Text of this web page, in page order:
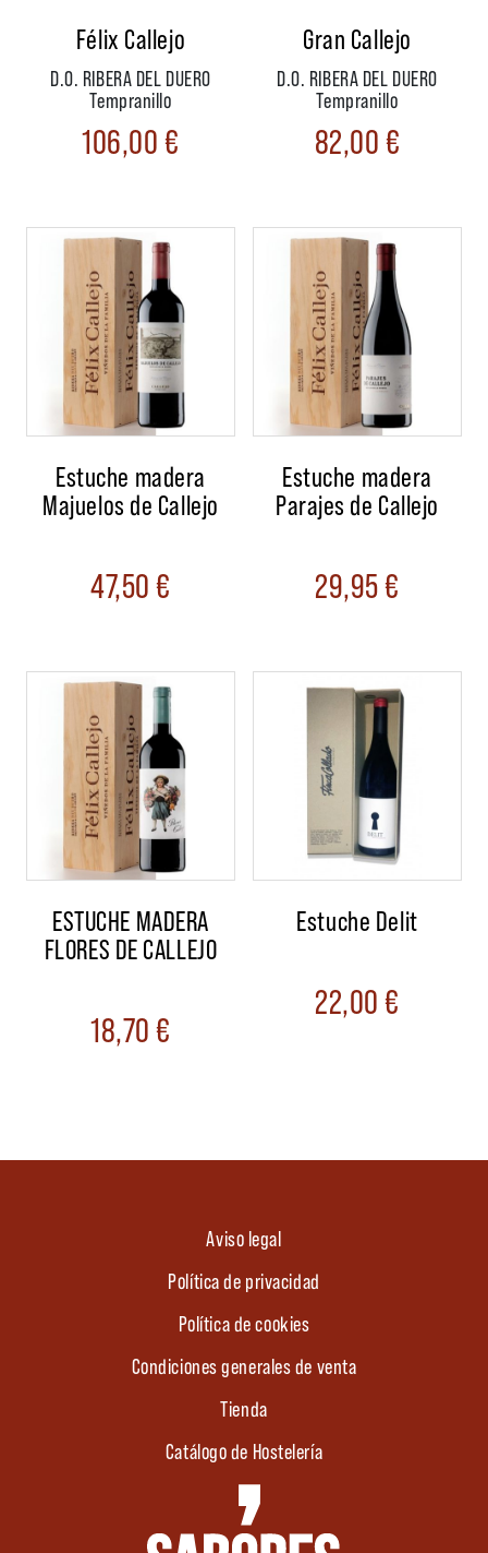
Félix Callejo
D.O. RIBERA DEL DUERO
Tempranillo
106,00€
Gran Callejo
D.O. RIBERA DEL DUERO
Tempranillo
82,00€
Estuche madera
Majuelos de Callejo
47,50€
Estuche madera
Parajes de Callejo
29,95€
ESTUCHE MADERA
FLORES DE CALLEJO
18,70€
Estuche Delit
22,00€
Aviso legal
Política de privacidad
Política de cookies
Condiciones generales de venta
Tienda
Catálogo de Hostelería